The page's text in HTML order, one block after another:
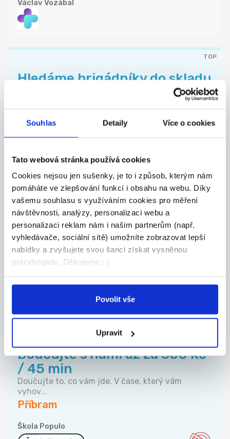
Souhlas Detaily Více o cookies
Tato webová stránka používá cookies
Cookies nejsou jen sušenky, je to i způsob, kterým nám
pomáháte ve zlepšování funkcí i obsahu na webu. Díky
vašemu souhlasu s využíváním cookies pro měření
návštěvnosti, analýzy, personalizaci webu a
personalizaci reklam nám i našim partnerům (např.
vyhledávače, sociální sítě) umožníte zobrazovat lepší
nabídky a zvyšujete svou šanci získat vysněnou
práci/brigádu. Děkujeme :-)
Povolit vše
Upravit
Václav Vozábal
TOP
Hledáme brigádníky do skladu
Příbram
Manpower
30.07.2026
Distributor/ka reklamních
letáků – pro OZP (Příbram)
• příjem letáků od dopravce a kontrola jejich po...
Příbram
Doučujte s námi až za 350 Kč
/ 45 min
Doučujte to, co vám jde. V čase, který vám
vyhov...
Příbram
Škola Populo